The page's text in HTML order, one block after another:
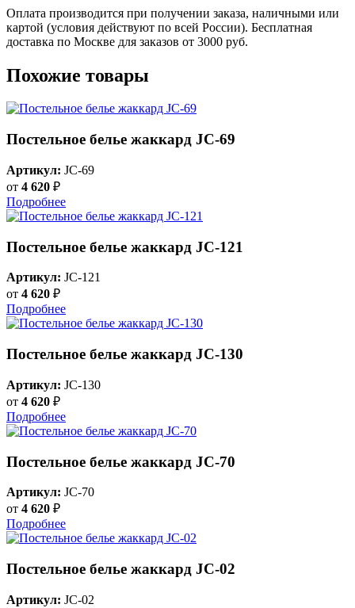
Оплата производится при получении заказа, наличными или
картой (условия действуют по всей России). Бесплатная
доставка по Москве для заказов от 3000 руб.
Похожие товары
Постельное белье жаккард JC-69
Артикул: JC-69
от 4 620 ₽
Подробнее
Постельное белье жаккард JC-121
Артикул: JC-121
от 4 620 ₽
Подробнее
Постельное белье жаккард JC-130
Артикул: JC-130
от 4 620 ₽
Подробнее
Постельное белье жаккард JC-70
Артикул: JC-70
от 4 620 ₽
Подробнее
Постельное белье жаккард JC-02
Артикул: JC-02